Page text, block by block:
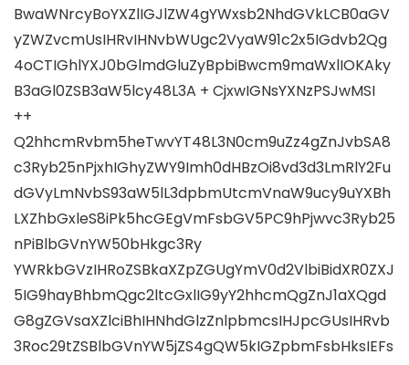
BwaWNrcyBoYXZlIGJlZW4gYWxsb2NhdGVkLCB0aGV
yZWZvcmUsIHRvIHNvbWUgc2VyaW91c2x5IGdvb2Qg
4oCTIGhlYXJ0bGlmdGluZyBpbiBwcm9maWxlIOKAky
B3aGl0ZSB3aW5lcy48L3A ​​+ CjxwIGNsYXNzPSJwMSI
++
Q2hhcmRvbm5heTwvYT48L3N0cm9uZz4gZnJvbSA8
c3Ryb25nPjxhIGhyZWY9Imh0dHBzOi8vd3d3LmRlY2Fu
dGVyLmNvbS93aW5lL3dpbmUtcmVnaW9ucy9uYXBh
LXZhbGxleS8iPk5hcGEgVmFsbGV5PC9hPjwvc3Ryb25
nPiBlbGVnYW50bHkgc3Ry
YWRkbGVzIHRoZSBkaXZpZGUgYmV0d2VlbiBidXR0ZXJ
5IG9hayBhbmQgc2ltcGxlIG9yY2hhcmQgZnJ1aXQgd
G8gZGVsaXZlciBhIHNhdGlzZnlpbmcsIHJpcGUsIHRvb
3Roc29tZSBlbGVnYW5jZS4gQW5kIGZpbmFsbHksIEFs